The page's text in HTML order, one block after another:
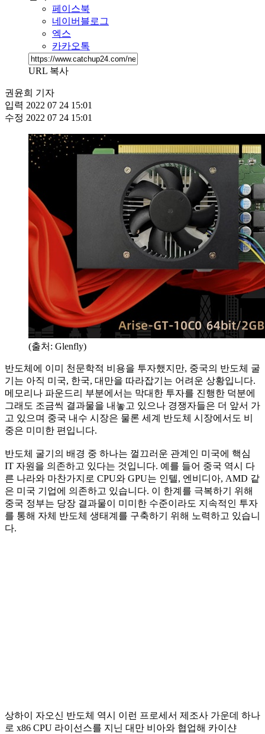
페이스북
네이버블로그
엑스
카카오톡
URL 복사
권윤희 기자
입력 2022 07 24 15:01
수정 2022 07 24 15:01
(출처: Glenfly)
반도체에 이미 천문학적 비용을 투자했지만, 중국의 반도체 굴
기는 아직 미국, 한국, 대만을 따라잡기는 어려운 상황입니다.
메모리나 파운드리 부분에서는 막대한 투자를 진행한 덕분에
그래도 조금씩 결과물을 내놓고 있으나 경쟁자들은 더 앞서 가
고 있으며 중국 내수 시장은 물론 세계 반도체 시장에서도 비
중은 미미한 편입니다.
반도체 굴기의 배경 중 하나는 껄끄러운 관계인 미국에 핵심
IT 자원을 의존하고 있다는 것입니다. 예를 들어 중국 역시 다
른 나라와 마찬가지로 CPU와 GPU는 인텔, 엔비디아, AMD 같
은 미국 기업에 의존하고 있습니다. 이 한계를 극복하기 위해
중국 정부는 당장 결과물이 미미한 수준이라도 지속적인 투자
를 통해 자체 반도체 생태계를 구축하기 위해 노력하고 있습니
다.
상하이 자오신 반도체 역시 이런 프로세서 제조사 가운데 하나
로 x86 CPU 라이선스를 지닌 대만 비아와 협업해 카이샨